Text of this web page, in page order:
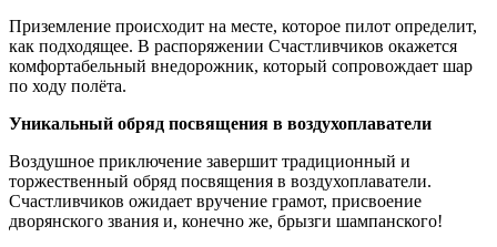
Приземление происходит на месте, которое пилот определит,
как подходящее. В распоряжении Счастливчиков окажется
комфортабельный внедорожник, который сопровождает шар
по ходу полёта.
Уникальный обряд посвящения в воздухоплаватели
Воздушное приключение завершит традиционный и
торжественный обряд посвящения в воздухоплаватели.
Счастливчиков ожидает вручение грамот, присвоение
дворянского звания и, конечно же, брызги шампанского!